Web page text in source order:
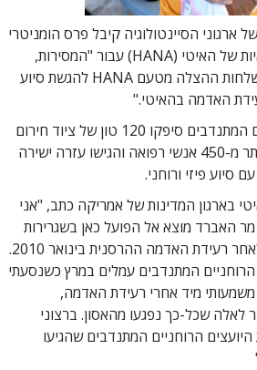
ארגוני הסיינטולוגיה קיבל פרס הומניטרי
מאיחוד האחיות האמריקאיות של האיטי (HANA) עבור "המסירות,
הרצון הטוב והתמיכה במשלחות ההצלה מטעם HANA להגשת סיוע
האדמה בהאיטי."
לסיכום, היועצים הרוחניים המתנדבים סיפקו 120 טון של ציוד חירום
ישירה
סיוע פיזי ורוחני.
בארגון המדינות של אמריקה כתב, "אני
מר האברד מוצא אל הפועל כאן בשגרירות
של האיטי, ובהאיטי מיד לאחר רעידת האדמה ההרסנית בינואר 2010.
הרוחניים המתנדבים עמלים במרץ כשנסעתי
מיד אחרי רעידת האדמה,
לאלה שכל-כך נפגעו מהאסון. ברצוני
הרוחניים המתנדבים שהגיעו